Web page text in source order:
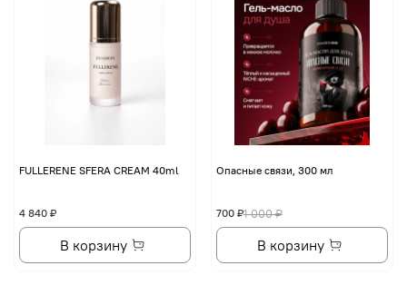
FULLERENE SFERA CREAM 40ml
4 840 ₽
В корзину
Опасные связи, 300 мл
1 000 ₽
700 ₽
В корзину